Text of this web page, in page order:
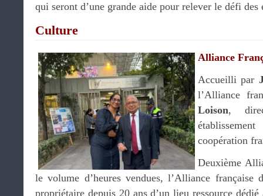
qui seront d’une grande aide pour relever le défi
Culture
Alliance
Accueilli par
l’Alliance
Loison,
coopération
Deuxième
le volume d’heures vendues, l’Alliance française
propriétaire depuis 20 ans d’un lieu ressource